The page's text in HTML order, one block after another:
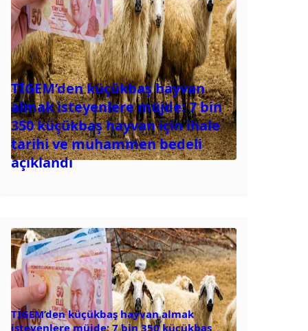
TİGEM’den küçükbaş hayvan
almak isteyenlere müjde: 7 bin
350 küçükbaş hayvan için ihale
tarihi ve muhammen bedeli
açıklandı
TİGEM’den küçükbaş hayvan almak
isteyenlere müjde: 7 bin 350 küçükbaş